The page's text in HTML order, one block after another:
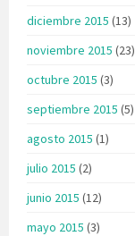
diciembre 2015 (13)
noviembre 2015 (23)
octubre 2015 (3)
septiembre 2015 (5)
agosto 2015 (1)
julio 2015 (2)
junio 2015 (12)
mayo 2015 (3)